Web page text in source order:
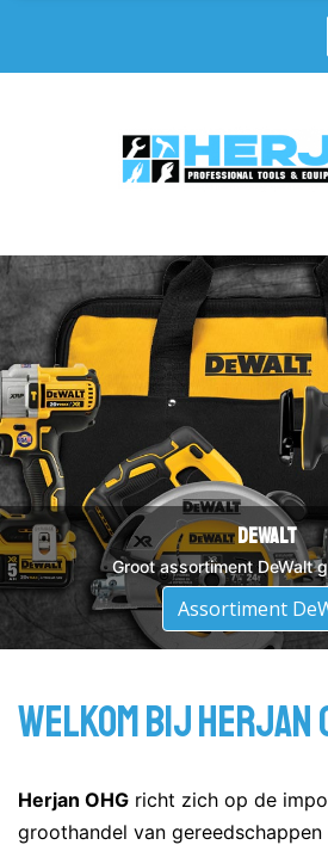
DeWalt
Groot assortiment DeWalt
Assortiment
Welkom bij Herjan
Herjan OHG richt zich op de
groothandel van gereedschappen